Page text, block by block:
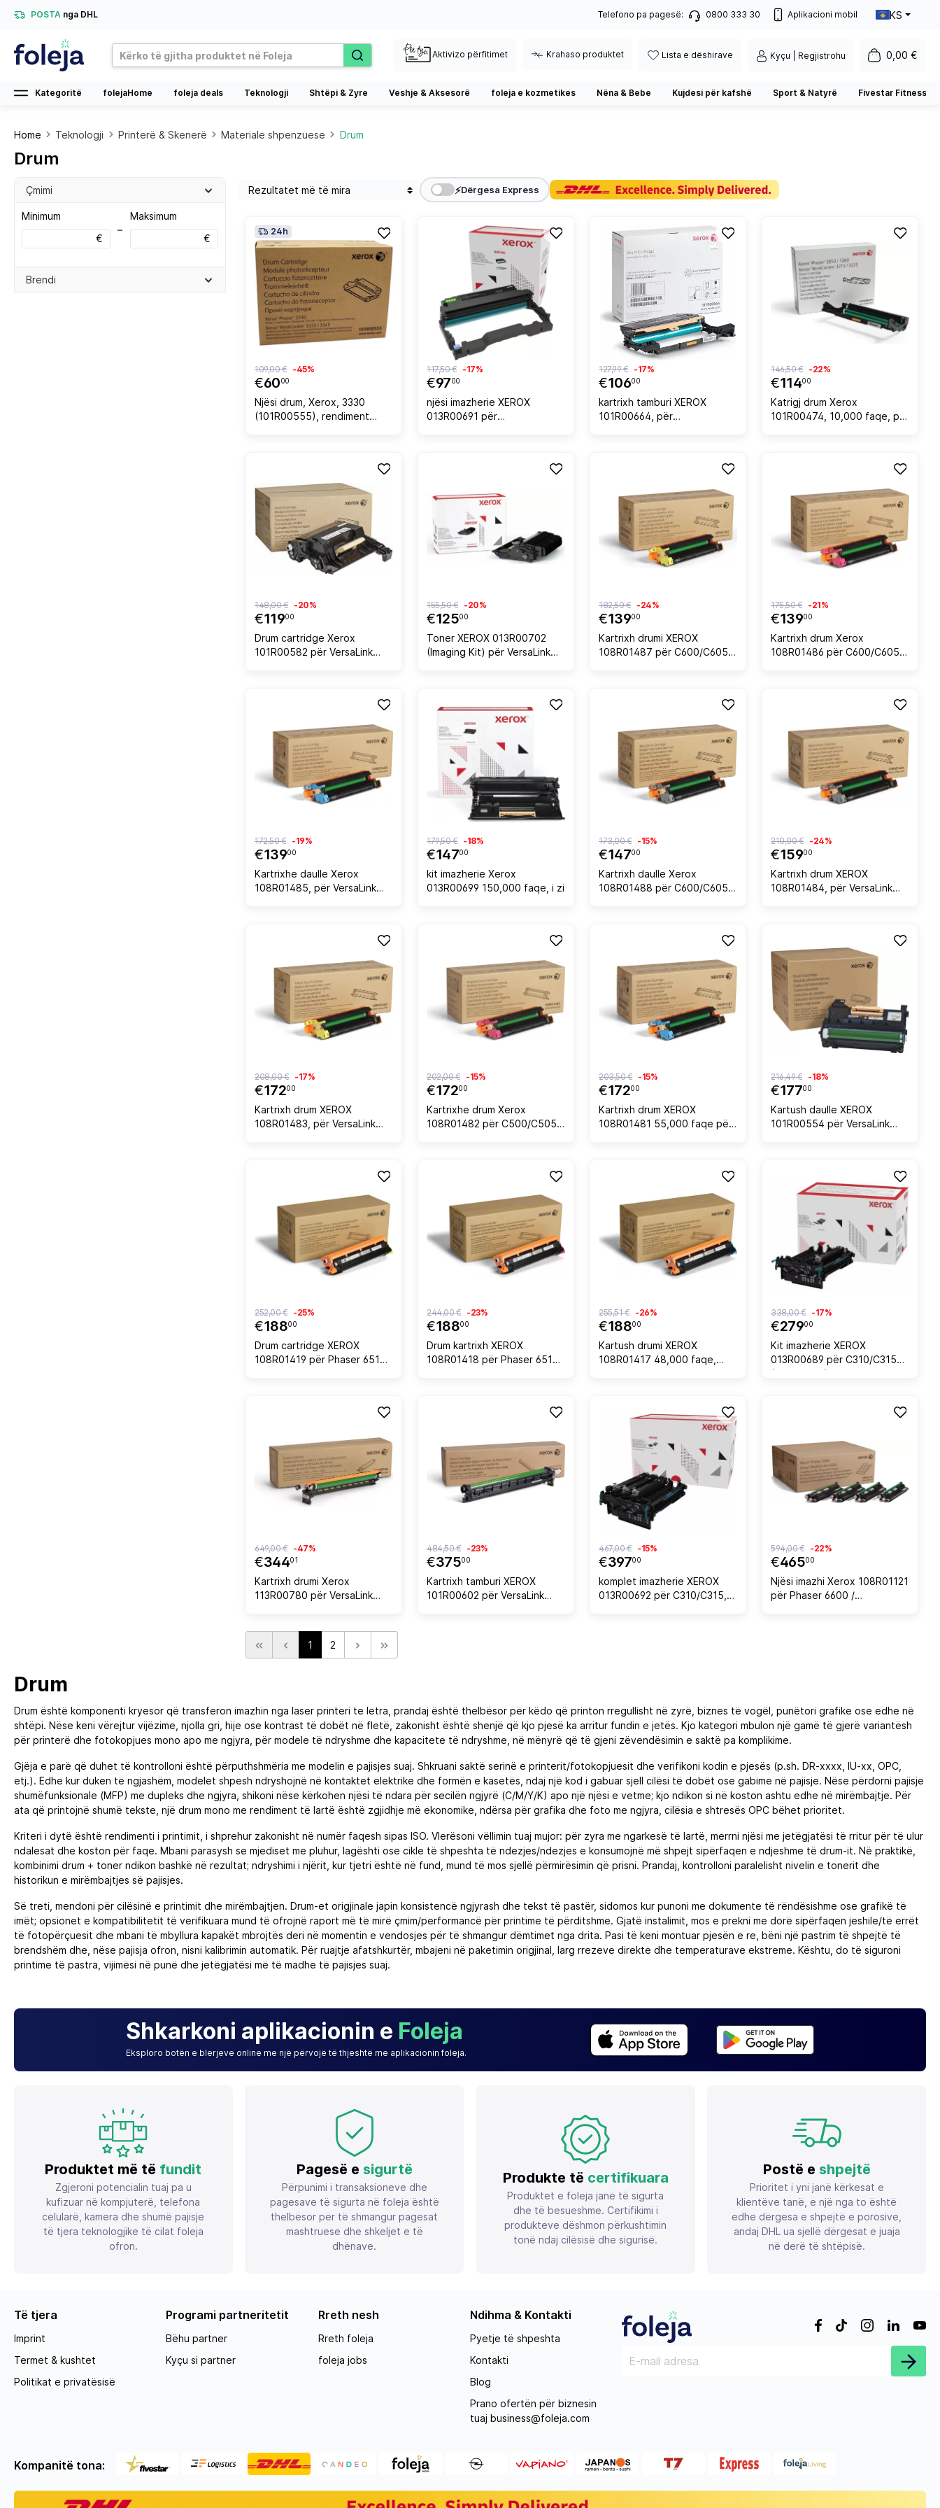
POSTA nga DHL Telefono pa pagesë: 0800 333 30 Aplikacioni mobil KS
Aktivizo përfitimet Krahaso produktet Lista e dëshirave Kyçu | Regjistrohu 0,00 €
Kategoritë folejaHome foleja deals Teknologji Shtëpi & Zyre Veshje & Aksesorë foleja e kozmetikes Nëna & Bebe Kujdesi për kafshë Sport & Natyrë Fivestar Fitness
Home Teknologji Printerë & Skenerë Materiale shpenzuese Drum
Drum
Brendi
Çmimi
Minimum
€
–
Maksimum
€
⚡Dërgesa Express
24h
€6000
109,00 € -45%
Njësi drum, Xerox, 3330
(101R00555), rendiment
€9700
117,50 € -17%
njësi imazherie XEROX
013R00691 për
€10600
127,99 € -17%
kartrixh tamburi XEROX
101R00664, për
€11400
146,50 € -22%
Katrigj drum Xerox
101R00474, 10,000 faqe, për
€11900
148,00 € -20%
Drum cartridge Xerox
101R00582 për VersaLink
€12500
155,50 € -20%
Toner XEROX 013R00702
(Imaging Kit) për VersaLink
€13900
182,50 € -24%
Kartrixh drumi XEROX
108R01487 për C600/C605
€13900
175,50 € -21%
Kartrixh drum Xerox
108R01486 për C600/C605,
€13900
172,50 € -19%
Kartrixhe daulle Xerox
108R01485, për VersaLink
€14700
179,50 € -18%
kit imazherie Xerox
013R00699 150,000 faqe, i zi
€14700
173,00 € -15%
Kartrixh daulle Xerox
108R01488 për C600/C605,
€15900
210,00 € -24%
Kartrixh drum XEROX
108R01484, për VersaLink
€17200
208,00 € -17%
Kartrixh drum XEROX
108R01483, për VersaLink
€17200
202,00 € -15%
Kartrixhe drum Xerox
108R01482 për C500/C505,
€17200
203,50 € -15%
Kartrixh drum XEROX
108R01481 55,000 faqe për
€17700
216,49 € -18%
Kartush daulle XEROX
101R00554 për VersaLink
€18800
252,00 € -25%
Drum cartridge XEROX
108R01419 për Phaser 6510 /
€18800
244,00 € -23%
Drum kartrixh XEROX
108R01418 për Phaser 6510 /
€18800
255,51 € -26%
Kartush drumi XEROX
108R01417 48,000 faqe,
€27900
338,00 € -17%
Kit imazherie XEROX
013R00689 për C310/C315
(B310/B315), 125,000 faqe, i
€34401
649,00 € -47%
Kartrixh drumi Xerox
113R00780 për VersaLink
€37500
484,50 € -23%
Kartrixh tamburi XEROX
101R00602 për VersaLink
€39700
467,00 € -15%
komplet imazherie XEROX
013R00692 për C310/C315,
€46500
594,00 € -22%
Njësi imazhi Xerox 108R01121
për Phaser 6600 /
1 2
Drum
Drum është komponenti kryesor që transferon imazhin nga laser printeri te letra, prandaj është thelbësor për këdo që printon rregullisht në zyrë, biznes të vogël, punëtori grafike ose edhe në
shtëpi. Nëse keni vërejtur vijëzime, njolla gri, hije ose kontrast të dobët në fletë, zakonisht është shenjë që kjo pjesë ka arritur fundin e jetës. Kjo kategori mbulon një gamë të gjerë variantësh
për printerë dhe fotokopjues mono apo me ngjyra, për modele të ndryshme dhe kapacitete të ndryshme, në mënyrë që të gjeni zëvendësimin e saktë pa komplikime.
Gjëja e parë që duhet të kontrolloni është përputhshmëria me modelin e pajisjes suaj. Shkruani saktë serinë e printerit/fotokopjuesit dhe verifikoni kodin e pjesës (p.sh. DR-xxxx, IU-xx, OPC,
etj.). Edhe kur duken të ngjashëm, modelet shpesh ndryshojnë në kontaktet elektrike dhe formën e kasetës, ndaj një kod i gabuar sjell cilësi të dobët ose gabime në pajisje. Nëse përdorni pajisje
shumëfunksionale (MFP) me dupleks dhe ngjyra, shikoni nëse kërkohen njësi të ndara për secilën ngjyrë (C/M/Y/K) apo një njësi e vetme; kjo ndikon si në koston ashtu edhe në mirëmbajtje. Për
ata që printojnë shumë tekste, një drum mono me rendiment të lartë është zgjidhje më ekonomike, ndërsa për grafika dhe foto me ngjyra, cilësia e shtresës OPC bëhet prioritet.
Kriteri i dytë është rendimenti i printimit, i shprehur zakonisht në numër faqesh sipas ISO. Vlerësoni vëllimin tuaj mujor: për zyra me ngarkesë të lartë, merrni njësi me jetëgjatësi të rritur për të ulur
ndalesat dhe koston për faqe. Mbani parasysh se mjediset me pluhur, lagështi ose cikle të shpeshta të ndezjes/ndezjes e konsumojnë më shpejt sipërfaqen e ndjeshme të drum-it. Në praktikë,
kombinimi drum + toner ndikon bashkë në rezultat; ndryshimi i njërit, kur tjetri është në fund, mund të mos sjellë përmirësimin që prisni. Prandaj, kontrolloni paralelisht nivelin e tonerit dhe
historikun e mirëmbajtjes së pajisjes.
Së treti, mendoni për cilësinë e printimit dhe mirëmbajtjen. Drum-et origjinale japin konsistencë ngjyrash dhe tekst të pastër, sidomos kur punoni me dokumente të rëndësishme ose grafikë të
imët; opsionet e kompatibilitetit të verifikuara mund të ofrojnë raport më të mirë çmim/performancë për printime të përditshme. Gjatë instalimit, mos e prekni me dorë sipërfaqen jeshile/të errët
të fotopërçuesit dhe mbani të mbyllura kapakët mbrojtës deri në momentin e vendosjes për të shmangur dëmtimet nga drita. Pasi të keni montuar pjesën e re, bëni një pastrim të shpejtë të
brendshëm dhe, nëse pajisja ofron, nisni kalibrimin automatik. Për ruajtje afatshkurtër, mbajeni në paketimin origjinal, larg rrezeve direkte dhe temperaturave ekstreme. Kështu, do të siguroni
printime të pastra, vijimësi në punë dhe jetëgjatësi më të madhe të pajisjes suaj.
Shkarkoni aplikacionin e Foleja
Eksploro botën e blerjeve online me një përvojë të thjeshtë me aplikacionin foleja.
Produktet më të fundit
Zgjeroni potencialin tuaj pa u
kufizuar në kompjuterë, telefona
celularë, kamera dhe shumë pajisje
të tjera teknologjike të cilat foleja
ofron.
Pagesë e sigurtë
Përpunimi i transaksioneve dhe
pagesave të sigurta në foleja është
thelbësor për të shmangur pagesat
mashtruese dhe shkeljet e të
dhënave.
Produkte të certifikuara
Produktet e foleja janë të sigurta
dhe të besueshme. Certifikimi i
produkteve dëshmon përkushtimin
tonë ndaj cilësisë dhe sigurisë.
Postë e shpejtë
Prioritet i yni janë kërkesat e
klientëve tanë, e një nga to është
edhe dërgesa e shpejtë e porosive,
andaj DHL ua sjellë dërgesat e juaja
në derë të shtëpisë.
Të tjera
Imprint
Termet & kushtet
Politikat e privatësisë
Programi partneritetit
Bëhu partner
Kyçu si partner
Rreth nesh
Rreth foleja
foleja jobs
Ndihma & Kontakti
Pyetje të shpeshta
Kontakti
Blog
Prano ofertën për biznesin
tuaj business@foleja.com
Kompanitë tona: